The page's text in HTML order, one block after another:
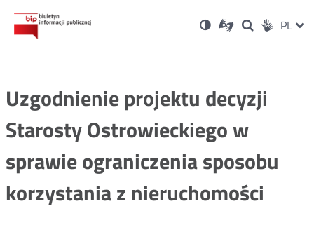
Ustawienia
Wersja
kontrastowa
Dla
niesłyszących
OtwórzOtwórz
w
Otwórz
w
Social PL
Uzgodnienie projektu decyzji
Starosty Ostrowieckiego w
sprawie ograniczenia sposobu
korzystania z nieruchomości